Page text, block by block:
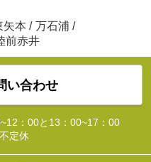
矢本 / 万石浦 /
前赤井
い合わせ
：00と13：00~17：00
不定休